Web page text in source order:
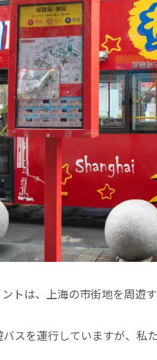
トは、上海の市街地を周遊
スを運行していますが、私